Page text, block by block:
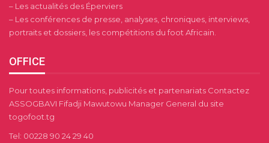
– Les actualités des Éperviers
– Les conférences de presse, analyses, chroniques, interviews,
portraits et dossiers, les compétitions du foot Africain.
OFFICE
Pour toutes informations, publicités et partenariats Contactez
ASSOGBAVI Fifadji Mawutowu Manager General du site
togofoot.tg
Tel: 00228 90 24 29 40